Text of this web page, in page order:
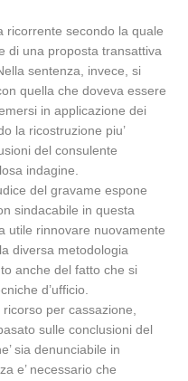
ricorrente secondo la quale
di una proposta transattiva
sentenza, invece, si
quella che doveva essere
in applicazione dei
la ricostruzione piu’
del consulente
indagine.
del gravame espone
sindacabile in questa
utile rinnovare nuovamente
diversa metodologia
anche del fatto che si
d’ufficio.
per cassazione,
sulle conclusioni del
sia denunciabile in
e’ necessario che